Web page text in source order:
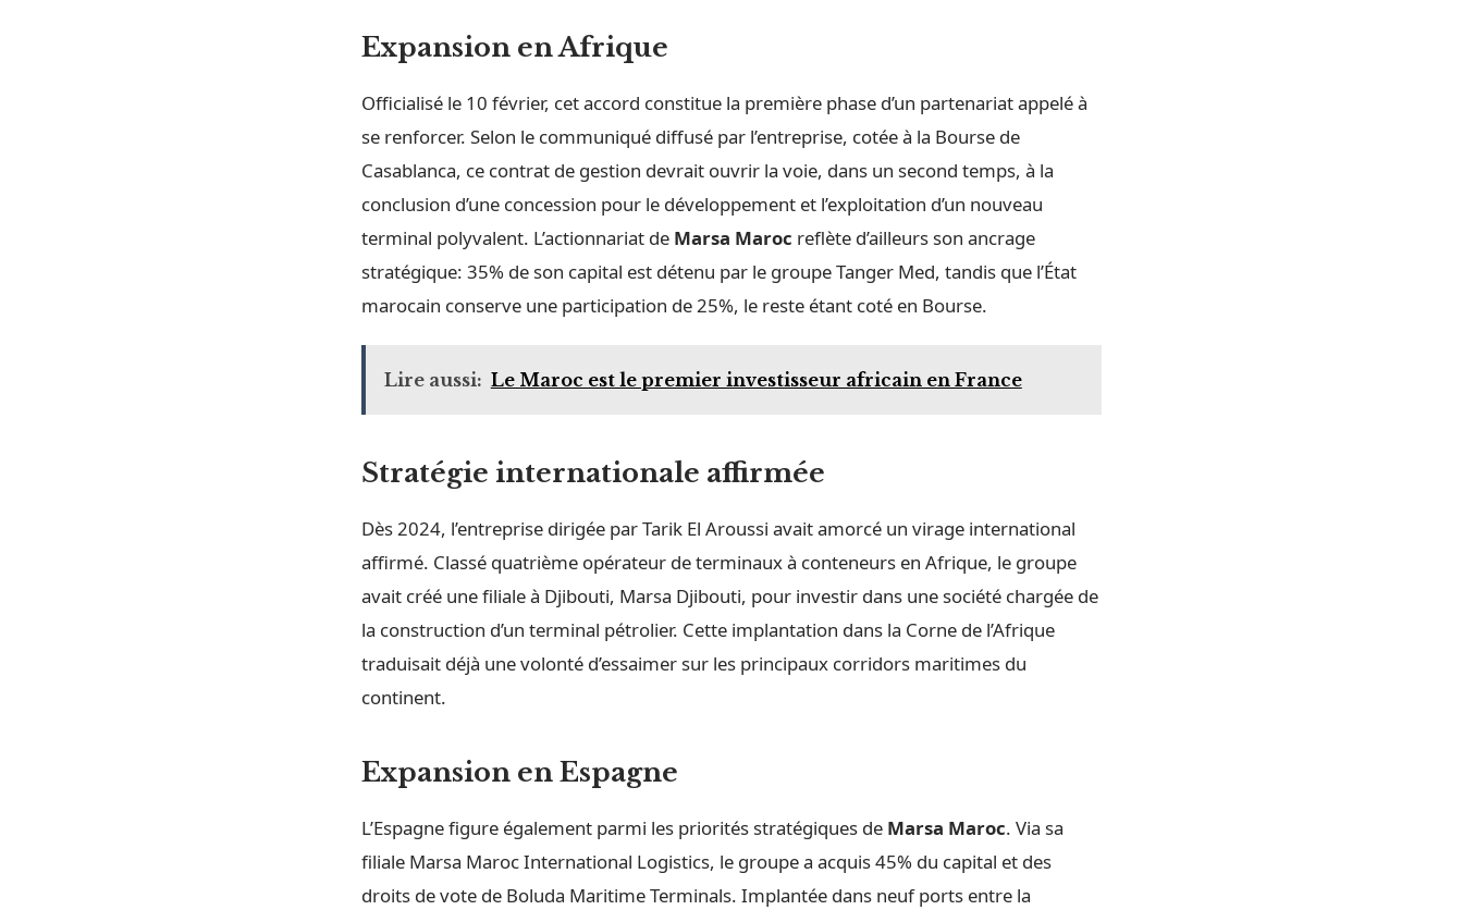
Expansion en Afrique
Officialisé le 10 février, cet accord constitue la première phase d’un partenariat appelé à
se renforcer. Selon le communiqué diffusé par l’entreprise, cotée à la Bourse de
Casablanca, ce contrat de gestion devrait ouvrir la voie, dans un second temps, à la
conclusion d’une concession pour le développement et l’exploitation d’un nouveau
terminal polyvalent. L’actionnariat de Marsa Maroc reflète d’ailleurs son ancrage
stratégique: 35% de son capital est détenu par le groupe Tanger Med, tandis que l’État
marocain conserve une participation de 25%, le reste étant coté en Bourse.
Lire aussi: Le Maroc est le premier investisseur africain en France
Stratégie internationale affirmée
Dès 2024, l’entreprise dirigée par Tarik El Aroussi avait amorcé un virage international
affirmé. Classé quatrième opérateur de terminaux à conteneurs en Afrique, le groupe
avait créé une filiale à Djibouti, Marsa Djibouti, pour investir dans une société chargée de
la construction d’un terminal pétrolier. Cette implantation dans la Corne de l’Afrique
traduisait déjà une volonté d’essaimer sur les principaux corridors maritimes du
continent.
Expansion en Espagne
L’Espagne figure également parmi les priorités stratégiques de Marsa Maroc. Via sa
filiale Marsa Maroc International Logistics, le groupe a acquis 45% du capital et des
droits de vote de Boluda Maritime Terminals. Implantée dans neuf ports entre la